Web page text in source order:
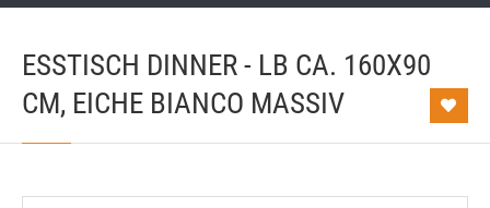
ESSTISCH DINNER - LB CA. 160X90
CM, EICHE BIANCO MASSIV